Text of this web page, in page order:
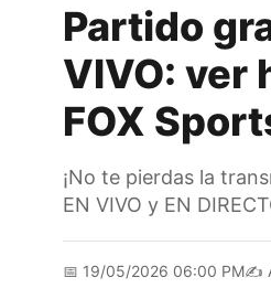
Partido
VIVO: ver
FOX
¡No te pierdas la
EN VIVO y EN
📅 19/05/2026 06:00 PM✍️